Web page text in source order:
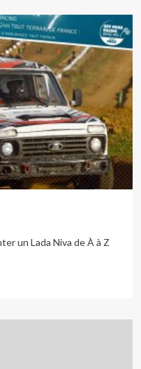
un Lada Niva de À à Z